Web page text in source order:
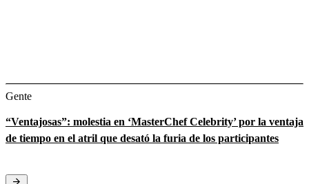
Gente
“Ventajosas”: molestia en ‘MasterChef Celebrity’ por la ventaja
de tiempo en el atril que desató la furia de los participantes